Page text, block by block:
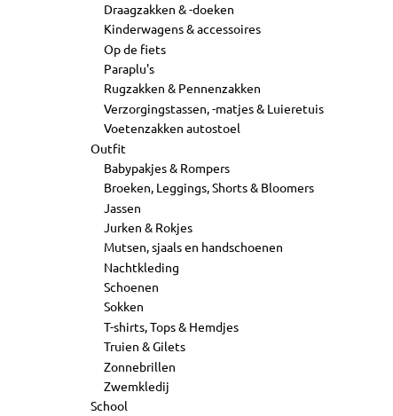
Draagzakken & -doeken
Kinderwagens & accessoires
Op de fiets
Paraplu's
Rugzakken & Pennenzakken
Verzorgingstassen, -matjes & Luieretuis
Voetenzakken autostoel
Outfit
Babypakjes & Rompers
Broeken, Leggings, Shorts & Bloomers
Jassen
Jurken & Rokjes
Mutsen, sjaals en handschoenen
Nachtkleding
Schoenen
Sokken
T-shirts, Tops & Hemdjes
Truien & Gilets
Zonnebrillen
Zwemkledij
School